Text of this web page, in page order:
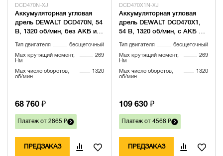
DCD470N-XJ
Аккумуляторная угловая
дрель DEWALT DCD470N, 54
В, 1320 об/мин, без АКБ и
Тип двигателя бесщеточный
Max крутящий момент,
Нм
269
Max число оборотов,
об/мин
1320
68 760 ₽
Платеж от 2865 ₽
ПРЕДЗАКАЗ
DCD470X1N-XJ
Аккумуляторная угловая
дрель DEWALT DCD470X1,
54 В, 1320 об/мин, с АКБ 3
Тип двигателя бесщеточный
Max крутящий момент,
Нм
269
Max число оборотов,
об/мин
1320
109 630 ₽
Платеж от 4568 ₽
ПРЕДЗАКАЗ